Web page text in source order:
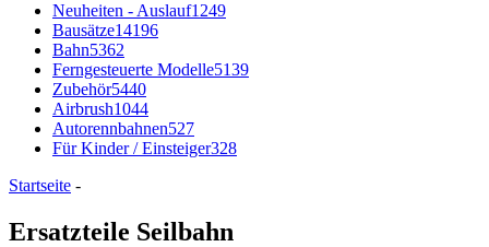
Neuheiten - Auslauf1249
Bausätze14196
Bahn5362
Ferngesteuerte Modelle5139
Zubehör5440
Airbrush1044
Autorennbahnen527
Für Kinder / Einsteiger328
Startseite -
Ersatzteile Seilbahn